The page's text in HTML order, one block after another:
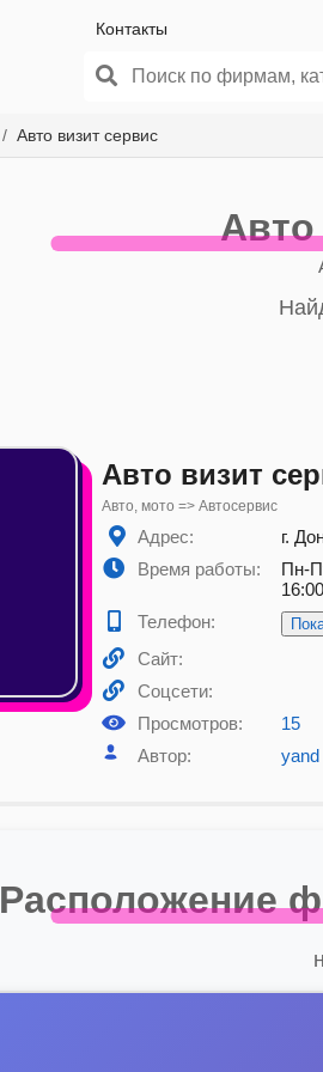
Контакты
Авто визит сервис
Авто
Авто визит
Авто, мото => Автосервис
Адрес:
г.
Время работы:
Пн-
16:00
Телефон:
Сайт:
Соцсети:
Просмотров:
15
Автор:
yand
Расположение